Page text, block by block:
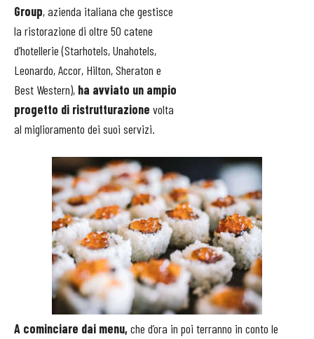
Group, azienda italiana che gestisce
la ristorazione di oltre 50 catene
d’hotellerie (Starhotels, Unahotels,
Leonardo, Accor, Hilton, Sheraton e
Best Western), ha avviato un ampio
progetto di ristrutturazione volta
al miglioramento dei suoi servizi.
A cominciare dai menu,che d’ora in poi terranno in conto le